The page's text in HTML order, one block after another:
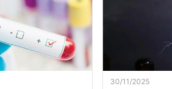
30/11/2025